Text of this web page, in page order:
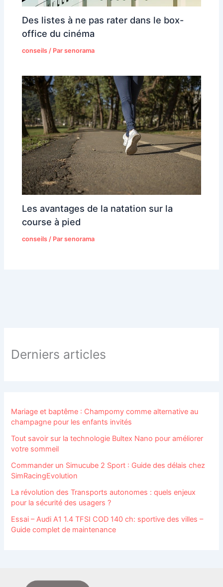
Des listes à ne pas rater dans le box-
office du cinéma
conseils / Parsenorama
Les avantages de la natation sur la
course à pied
conseils / Parsenorama
Derniers articles
Mariage et baptême : Champomy comme alternative au
champagne pour les enfants invités
Tout savoir sur la technologie Bultex Nano pour améliorer
votre sommeil
Commander un Simucube 2 Sport : Guide des délais chez
SimRacingEvolution
La révolution des Transports autonomes : quels enjeux
pour la sécurité des usagers ?
Essai – Audi A1 1.4 TFSI COD 140 ch: sportive des villes –
Guide complet de maintenance